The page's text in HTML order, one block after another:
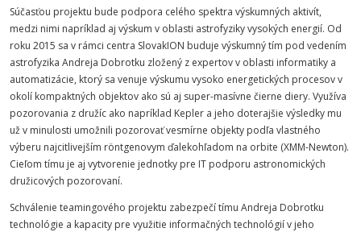
Súčasťou projektu bude podpora celého spektra výskumných aktivít,
medzi nimi napríklad aj výskum v oblasti astrofyziky vysokých energií. Od
roku 2015 sa v rámci centra SlovakION buduje výskumný tím pod vedením
astrofyzika Andreja Dobrotku zložený z expertov v oblasti informatiky a
automatizácie, ktorý sa venuje výskumu vysoko energetických procesov v
okolí kompaktných objektov ako sú aj super-masívne čierne diery. Využíva
pozorovania z družíc ako napríklad Kepler a jeho doterajšie výsledky mu
už v minulosti umožnili pozorovať vesmírne objekty podľa vlastného
výberu najcitlivejším röntgenovym ďalekohľadom na orbite (XMM-Newton).
Cieľom tímu je aj vytvorenie jednotky pre IT podporu astronomických
družicových pozorovaní.
Schválenie teamingového projektu zabezpečí tímu Andreja Dobrotku
technológie a kapacity pre využitie informačných technológií v jeho